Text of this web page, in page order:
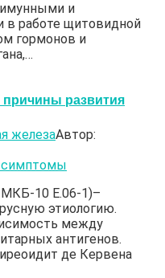
и
в работе щитовидной
гормонов и
развития
железаАвтор:
10 Е.06-1)–
этиологию.
между
антигенов.
де Кервена